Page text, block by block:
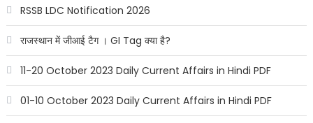
RSSB LDC Notification 2026
राजस्थान में जीआई टैग । GI Tag क्या है?
11-20 October 2023 Daily Current Affairs in Hindi PDF
01-10 October 2023 Daily Current Affairs in Hindi PDF